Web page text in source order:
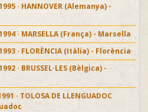
· HANNOVER (Alemanya) -
· MARSELLA (França) - Marsella
· FLORÈNCIA (Itàlia) - Florència
· BRUSSEL·LES (Bèlgica) -
· TOLOSA DE LLENGUADOC